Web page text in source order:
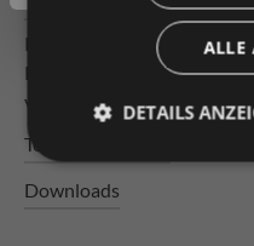
Röllchenbahn Bahnlänge
Kunststoffröllchen ø 48 ,
versetzt angeordnet
Technische Daten
Downloads
ALLE
DETAILS